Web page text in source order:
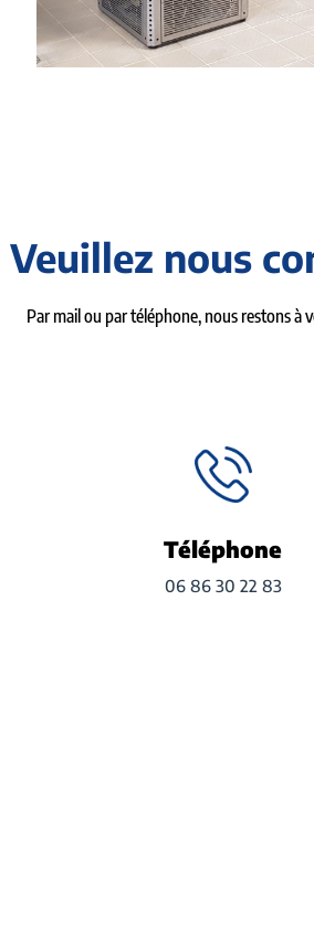
Veuillez nous
Par mail ou par téléphone, nous restons à
Téléphone
06 86 30 22 83